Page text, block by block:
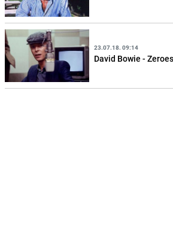
23.07.18. 09:14
David Bowie -